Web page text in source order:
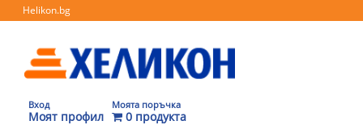
Helikon.bg
Вход
Моят профил
Моята поръчка
0 продукта